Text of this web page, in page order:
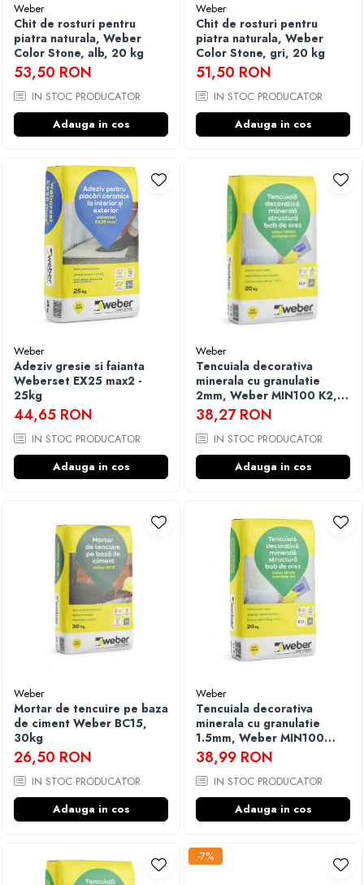
Weber
Chit de rosturi pentru
piatra naturala, Weber
Color Stone, alb, 20 kg
53,50 RON
IN STOC PRODUCATOR
Adauga in cos
Weber
Chit de rosturi pentru
piatra naturala, Weber
Color Stone, gri, 20 kg
51,50 RON
IN STOC PRODUCATOR
Adauga in cos
Weber
Adeziv gresie si faianta
Weberset EX25 max2 -
25kg
44,65 RON
IN STOC PRODUCATOR
Adauga in cos
Weber
Tencuiala decorativa
minerala cu granulatie
2mm, Weber MIN100 K2,
20kg
38,27 RON
IN STOC PRODUCATOR
Adauga in cos
Weber
Mortar de tencuire pe baza
de ciment Weber BC15,
30kg
26,50 RON
IN STOC PRODUCATOR
Adauga in cos
Weber
Tencuiala decorativa
minerala cu granulatie
1.5mm, Weber MIN100
K1.5, 20kg
38,99 RON
IN STOC PRODUCATOR
Adauga in cos
-7%